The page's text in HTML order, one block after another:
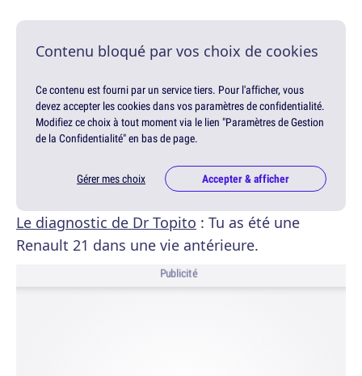
Contenu bloqué par vos choix de cookies
Ce contenu est fourni par un service tiers. Pour l'afficher, vous
devez accepter les cookies dans vos paramètres de confidentialité.
Modifiez ce choix à tout moment via le lien "Paramètres de Gestion
de la Confidentialité" en bas de page.
Gérer mes choix Accepter & afficher
Le diagnostic de Dr Topito : Tu as été une
Renault 21 dans une vie antérieure.
Publicité